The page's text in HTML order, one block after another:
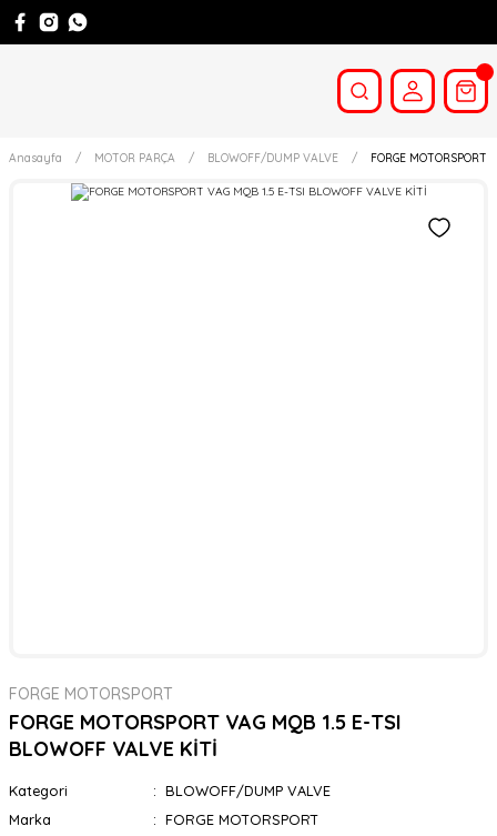
Anasayfa MOTOR PARÇA BLOWOFF/DUMP VALVE FORGE MOTORSPORT
FORGE MOTORSPORT
FORGE MOTORSPORT VAG MQB 1.5 E-TSI
BLOWOFF VALVE KİTİ
Kategori
BLOWOFF/DUMP VALVE
Marka
FORGE MOTORSPORT